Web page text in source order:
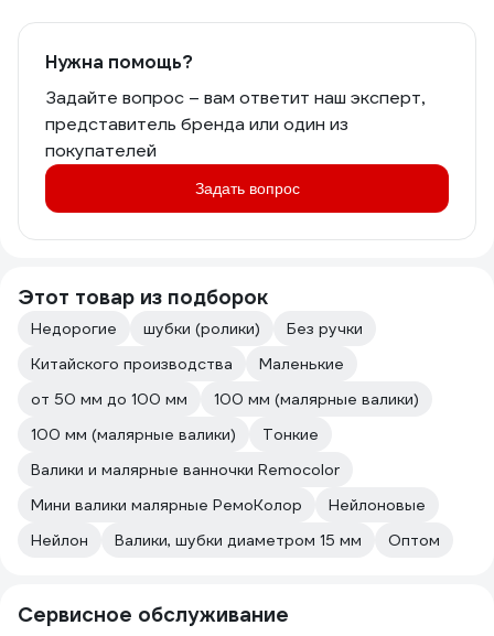
Нужна помощь?
Задайте вопрос – вам ответит наш эксперт,
представитель бренда или один из
покупателей
Задать вопрос
Этот товар из подборок
Недорогие шубки (ролики)
Без ручки
Китайского производства
Маленькие
от 50 мм до 100 мм
100 мм (малярные валики)
100 мм (малярные валики)
Тонкие
Валики и малярные ванночки Remocolor
Мини валики малярные РемоКолор
Нейлоновые
Нейлон
Валики, шубки диаметром 15 мм Оптом
Сервисное обслуживание